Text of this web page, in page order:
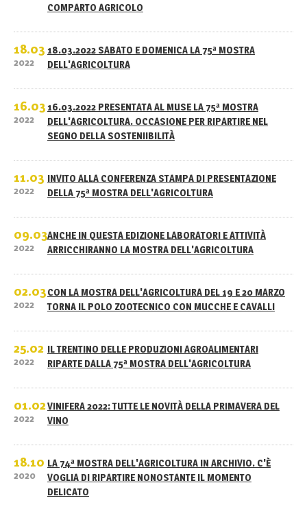
COMPARTO AGRICOLO
18.03
2022
18.03.2022 SABATO E DOMENICA LA 75ª MOSTRA
DELL'AGRICOLTURA
16.03
2022
16.03.2022 PRESENTATA AL MUSE LA 75ª MOSTRA
DELL'AGRICOLTURA. OCCASIONE PER RIPARTIRE NEL
SEGNO DELLA SOSTENIIBILITÀ
11.03
2022
INVITO ALLA CONFERENZA STAMPA DI PRESENTAZIONE
DELLA 75ª MOSTRA DELL'AGRICOLTURA
09.03
2022
ANCHE IN QUESTA EDIZIONE LABORATORI E ATTIVITÀ
ARRICCHIRANNO LA MOSTRA DELL'AGRICOLTURA
02.03
2022
CON LA MOSTRA DELL'AGRICOLTURA DEL 19 E 20 MARZO
TORNA IL POLO ZOOTECNICO CON MUCCHE E CAVALLI
25.02
2022
IL TRENTINO DELLE PRODUZIONI AGROALIMENTARI
RIPARTE DALLA 75ª MOSTRA DELL'AGRICOLTURA
01.02
2022
VINIFERA 2022: TUTTE LE NOVITÀ DELLA PRIMAVERA DEL
VINO
18.10
2020
LA 74ª MOSTRA DELL'AGRICOLTURA IN ARCHIVIO. C'È
VOGLIA DI RIPARTIRE NONOSTANTE IL MOMENTO
DELICATO